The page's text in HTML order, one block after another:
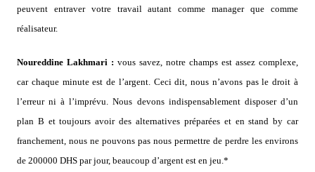
peuvent entraver votre travail autant comme manager que comme
réalisateur.
Noureddine Lakhmari : vous savez, notre champs est assez complexe,
car chaque minute est de l’argent. Ceci dit, nous n’avons pas le droit à
l’erreur ni à l’imprévu. Nous devons indispensablement disposer d’un
plan B et toujours avoir des alternatives préparées et en stand by car
franchement, nous ne pouvons pas nous permettre de perdre les environs
de 200000 DHS par jour, beaucoup d’argent est en jeu.*